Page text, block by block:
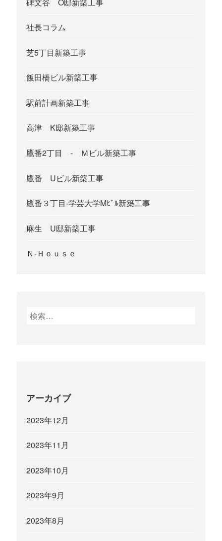
社長コラム
芝5丁目新築工事
飯田橋ビル新築工事
駅前計画新築工事
高津 K邸新築工事
鷹番2丁目 - Ｍビル新築工事
鷹番 Uビル新築工事
鷹番３丁目-学芸大学Mﾋﾞﾙ新築工事
麻生 U邸新築工事
Ｎ-Ｈｏｕｓｅ
検
アーカイブ
2023年12月
2023年11月
2023年10月
2023年9月
2023年8月